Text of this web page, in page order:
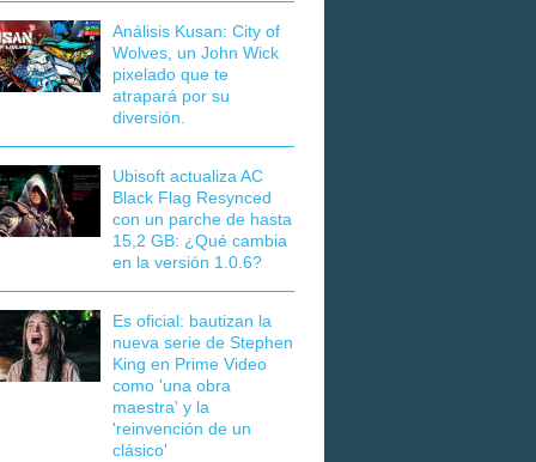
Análisis Kusan: City of
Wolves, un John Wick
pixelado que te
atrapará por su
diversión.
Ubisoft actualiza AC
Black Flag Resynced
con un parche de hasta
15,2 GB: ¿Qué cambia
en la versión 1.0.6?
Es oficial: bautizan la
nueva serie de Stephen
King en Prime Video
como 'una obra
maestra' y la
'reinvención de un
clásico'